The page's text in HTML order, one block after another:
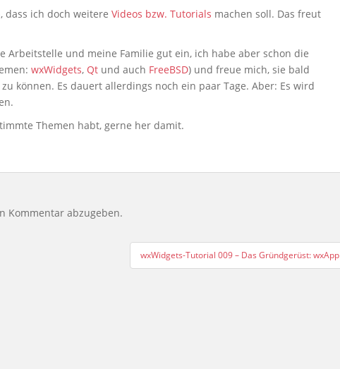
dass ich doch weitere Videos bzw. Tutorials machen soll. Das freut
Arbeitstelle und meine Familie gut ein, ich habe aber schon die
wxWidgets, Qt und auch FreeBSD) und freue mich, sie bald
können. Es dauert allerdings noch ein paar Tage. Aber: Es wird
Themen habt, gerne her damit.
Kommentar abzugeben.
wxWidgets-Tutorial 009 – Das Gründgerüst: wxApp